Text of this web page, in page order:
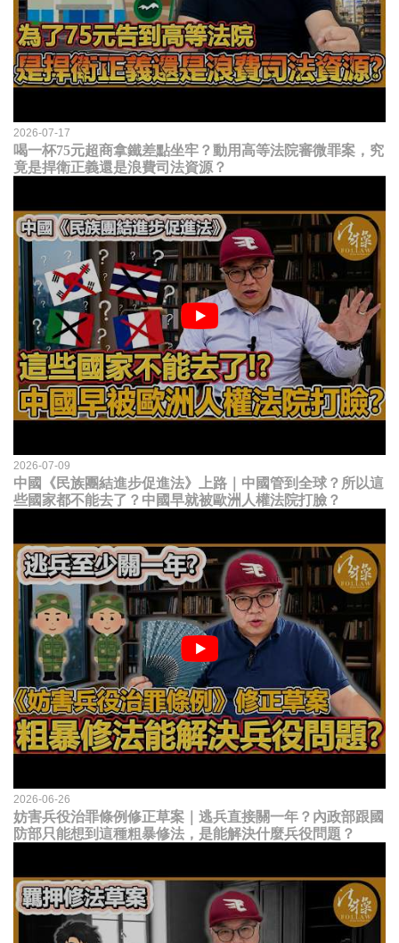
2026-07-17
喝一杯75元超商拿鐵差點坐牢？動用高等法院審微罪案，究
竟是捍衛正義還是浪費司法資源？
2026-07-09
中國《民族團結進步促進法》上路｜中國管到全球？所以這
些國家都不能去了？中國早就被歐洲人權法院打臉？
2026-06-26
妨害兵役治罪條例修正草案｜逃兵直接關一年？內政部跟國
防部只能想到這種粗暴修法，是能解決什麼兵役問題？